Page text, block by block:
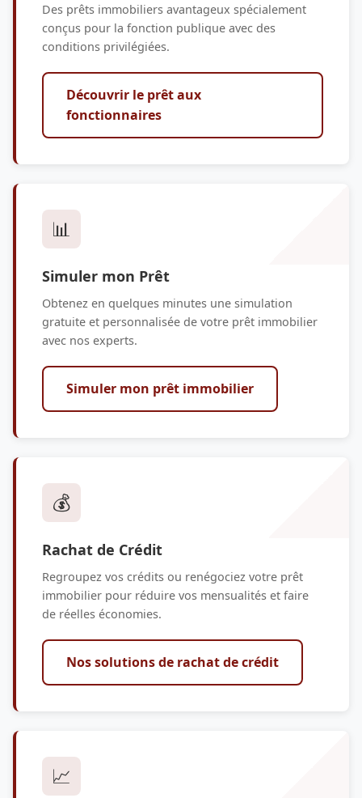
Des prêts immobiliers avantageux spécialement
conçus pour la fonction publique avec des
conditions privilégiées.
Découvrir le prêt aux
fonctionnaires
📊
Simuler mon Prêt
Obtenez en quelques minutes une simulation
gratuite et personnalisée de votre prêt immobilier
avec nos experts.
Simuler mon prêt immobilier
💰
Rachat de Crédit
Regroupez vos crédits ou renégociez votre prêt
immobilier pour réduire vos mensualités et faire
de réelles économies.
Nos solutions de rachat de crédit
📈